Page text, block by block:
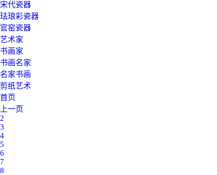
宋代瓷器
珐琅彩瓷器
官窑瓷器
艺术家
书画家
书画名家
名家书画
剪纸艺术
首页
上一页
2
3
4
5
6
7
8